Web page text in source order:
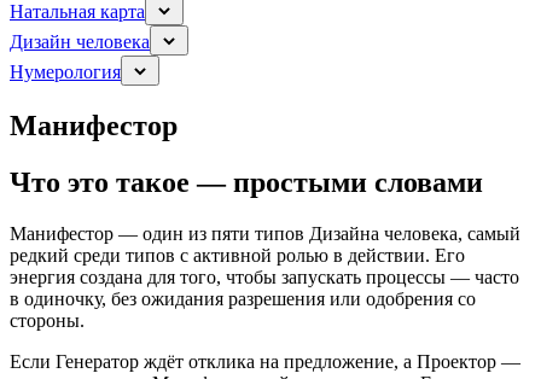
Натальная карта
Дизайн человека
Нумерология
Манифестор
Что это такое — простыми словами
Манифестор — один из пяти типов Дизайна человека, самый
редкий среди типов с активной ролью в действии. Его
энергия создана для того, чтобы запускать процессы — часто
в одиночку, без ожидания разрешения или одобрения со
стороны.
Если Генератор ждёт отклика на предложение, а Проектор —